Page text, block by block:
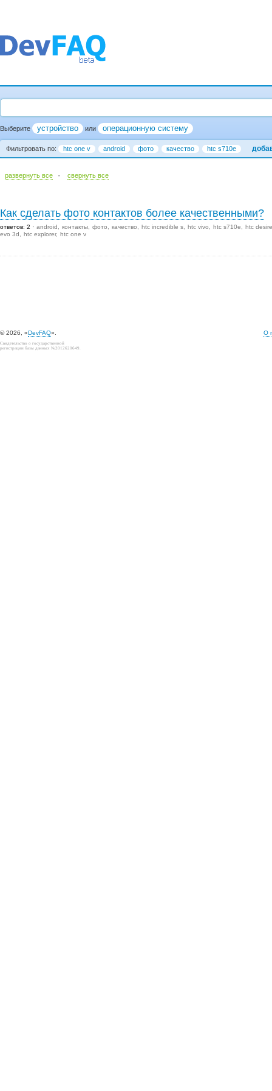
Выберите устройство или операционную систему
Фильтровать по: htc one v android фото качество htc s710e
развернуть все · cвернуть все
Как сделать фото контактов более качественными?
ответов: 2 android контакты фото качество htc incredible s htc vivo htc s710e
htc
evo 3d
htc explorer htc one v
© 2026, «DevFAQ». О
Свидетельство о государственной
регистрации базы данных №2012620649.